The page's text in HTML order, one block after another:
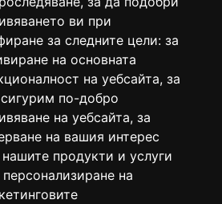
ви при
за следните цели: за
на основната
на уебсайта, за
по-добро
на уебсайта, за
на вашия интерес
продукти и услуги
персонализиране на